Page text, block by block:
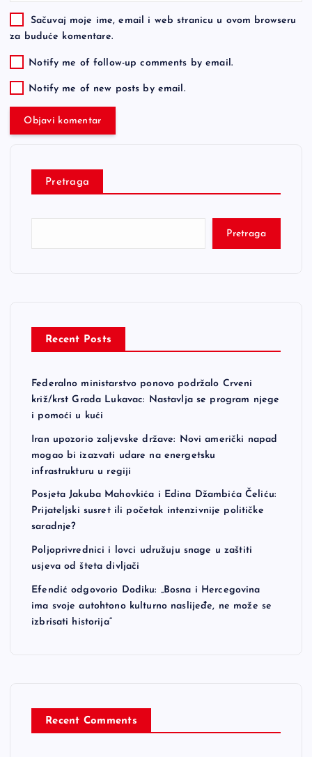
Sačuvaj moje ime, email i web stranicu u ovom browseru
za buduće komentare.
Notify me of follow-up comments by email.
Notify me of new posts by email.
Pretraga
Pretraga
Recent Posts
Federalno ministarstvo ponovo podržalo Crveni
križ/krst Grada Lukavac: Nastavlja se program njege
i pomoći u kući
Iran upozorio zaljevske države: Novi američki napad
mogao bi izazvati udare na energetsku
infrastrukturu u regiji
Posjeta Jakuba Mahovkića i Edina Džambića Čeliću:
Prijateljski susret ili početak intenzivnije političke
saradnje?
Poljoprivrednici i lovci udružuju snage u zaštiti
usjeva od šteta divljači
Efendić odgovorio Dodiku: „Bosna i Hercegovina
ima svoje autohtono kulturno naslijeđe, ne može se
izbrisati historija“
Recent Comments